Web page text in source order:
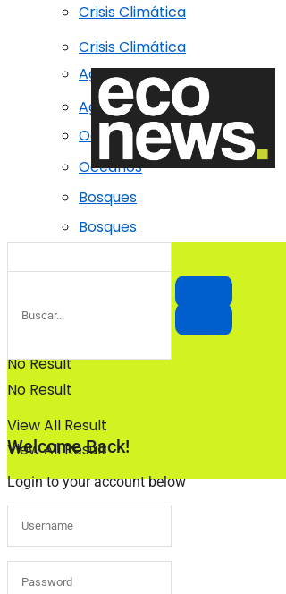
Crisis Climática
Agricultura regenerativa
Océanos
Bosques
No Result
View All Result
Crisis Climática
Agricultura regenerativa
Océanos
Bosques
No Result
View All Result
Welcome Back!
Login to your account below